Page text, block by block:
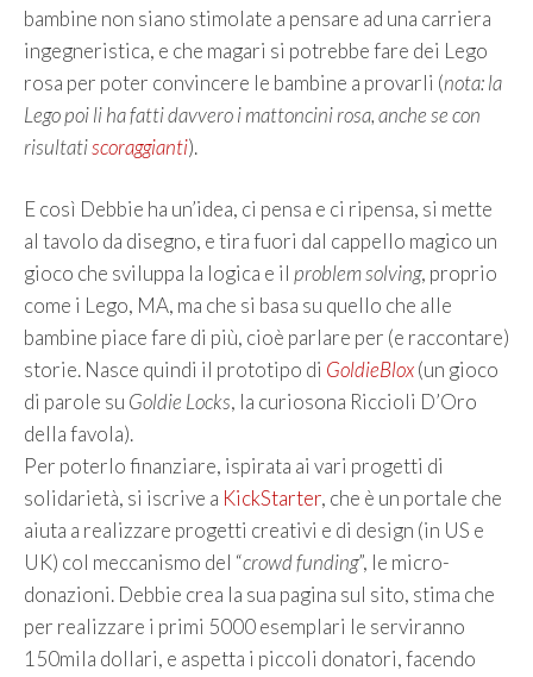
bambine non siano stimolate a pensare ad una carriera
ingegneristica, e che magari si potrebbe fare dei Lego
rosa per poter convincere le bambine a provarli (nota: la
Lego poi li ha fatti davvero i mattoncini rosa, anche se con
risultatiscoraggianti).
E così Debbie ha un’idea, ci pensa e ci ripensa, si mette
al tavolo da disegno, e tira fuori dal cappello magico un
gioco che sviluppa la logica e il problem solving, proprio
come i Lego, MA, ma che si basa su quello che alle
bambine piace fare di più, cioè parlare per (e raccontare)
storie. Nasce quindi il prototipo di GoldieBlox(un gioco
di parole su Goldie Locks, la curiosona Riccioli D’Oro
della favola).
Per poterlo finanziare, ispirata ai vari progetti di
solidarietà, si iscrive a KickStarter, che è un portale che
aiuta a realizzare progetti creativi e di design (in US e
UK) col meccanismo del “crowd funding”, le micro-
donazioni. Debbie crea la sua pagina sul sito, stima che
per realizzare i primi 5000 esemplari le serviranno
150mila dollari, e aspetta i piccoli donatori, facendo